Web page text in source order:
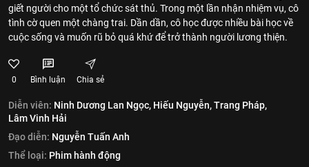
giết người cho một tổ chức sát thủ. Trong một lần nhận nhiệm vụ, cô
tình cờ quen một chàng trai. Dần dần, cô học được nhiều bài học về
cuộc sống và muốn rũ bỏ quá khứ để trở thành người lương thiện.
0 Bình luận Chia sẻ
Diễn viên: Ninh Dương Lan Ngọc, Hiếu Nguyễn,Trang Pháp,
Lâm Vinh Hải
Đạo diễn: Nguyễn Tuấn Anh
Thể loại: Phim hành động